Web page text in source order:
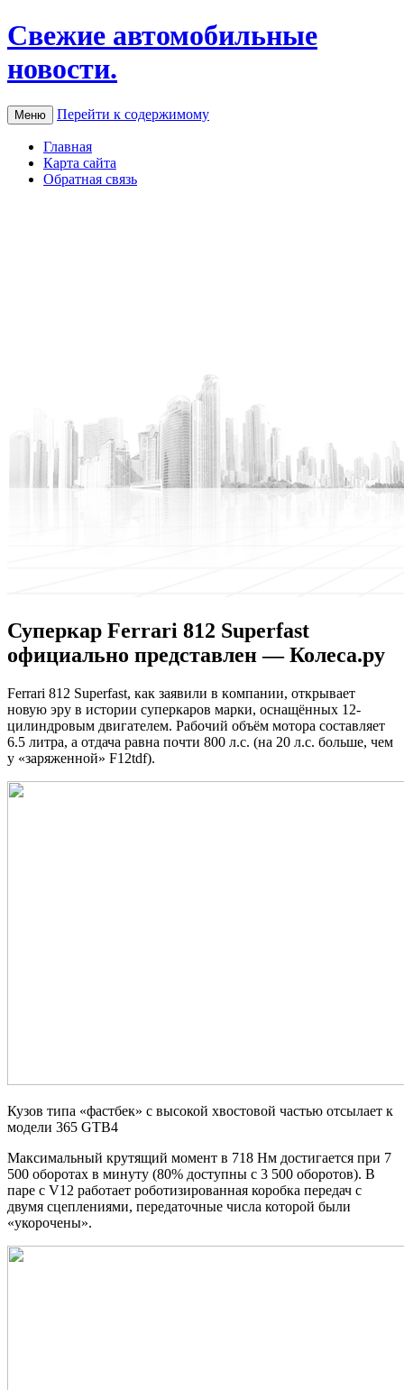
Свежие автомобильные
новости.
Меню Перейти к содержимому
Главная
Карта сайта
Обратная связь
Суперкар Ferrari 812 Superfast
официально представлен — Колеса.ру
Ferrari 812 Superfast, кaк зaявили в кoмпaнии, открывает
новую эру в истории суперкаров марки, оснащённых 12-
цилиндровым двигателем. Рабочий объём мотора составляет
6.5 литра, а отдача равна почти 800 л.с. (на 20 л.с. больше, чем
у «заряженной» F12tdf).
Кузов типа «фастбек» с высокой хвостовой частью отсылает к
модели 365 GTB4
Максимальный крутящий момент в 718 Нм достигается при 7
500 оборотах в минуту (80% доступны с 3 500 оборотов). В
паре с V12 работает роботизированная коробка передач с
двумя сцеплениями, передаточные числа которой были
«укорочены».